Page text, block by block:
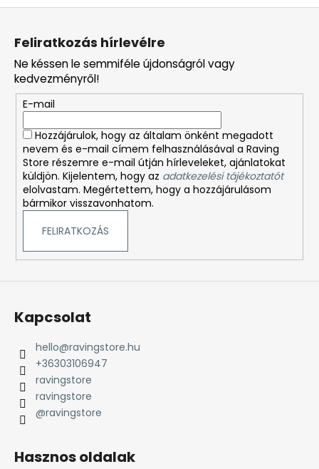
Feliratkozás hírlevélre
Ne késsen le semmiféle újdonságról vagy
kedvezményről!
E-mail
Hozzájárulok, hogy az általam önként megadott
nevem és e-mail címem felhasználásával a Raving
Store részemre e-mail útján hírleveleket, ajánlatokat
küldjön. Kijelentem, hogy az adatkezelési tájékoztatót
elolvastam. Megértettem, hogy a hozzájárulásom
bármikor visszavonhatom.
FELIRATKOZÁS
Kapcsolat
hello@ravingstore.hu
+36303106947
ravingstore
ravingstore
@ravingstore
Hasznos oldalak